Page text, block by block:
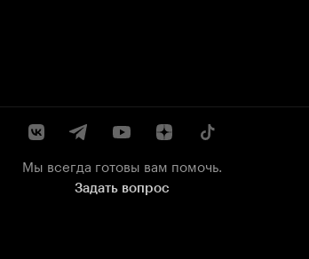
Мы всегда готовы вам помочь.
Задать вопрос